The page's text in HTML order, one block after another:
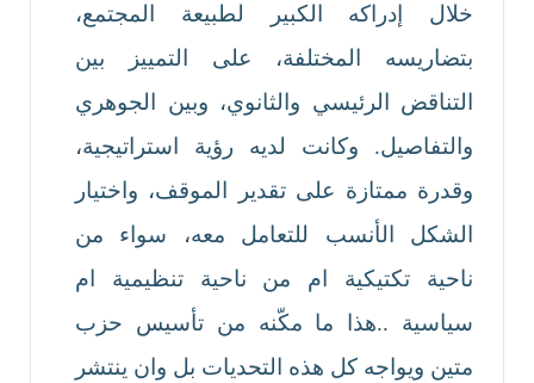
خلال إدراكه الكبير لطبيعة المجتمع،
بتضاريسه المختلفة، على التمييز بين
التناقض الرئيسي والثانوي، وبين الجوهري
والتفاصيل. وكانت لديه رؤية استراتيجية،
وقدرة ممتازة على تقدير الموقف، واختيار
الشكل الأنسب للتعامل معه، سواء من
ناحية تكتيكية ام من ناحية تنظيمية ام
سياسية ..هذا ما مكّنه من تأسيس حزب
متين ويواجه كل هذه التحديات بل وان ينتشر